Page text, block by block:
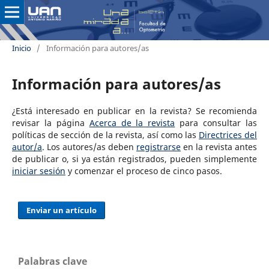
Inicio / Información para autores/as
Información para autores/as
¿Está interesado en publicar en la revista? Se recomienda
revisar la página Acerca de la revista para consultar las
políticas de sección de la revista, así como las Directrices del
autor/a. Los autores/as deben registrarse en la revista antes
de publicar o, si ya están registrados, pueden simplemente
iniciar sesión y comenzar el proceso de cinco pasos.
Enviar un artículo
Palabras clave